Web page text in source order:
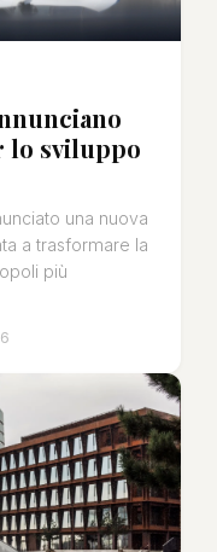
lo sviluppo
una nuova
a trasformare la
più